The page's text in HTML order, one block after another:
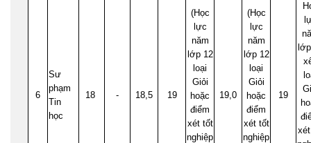
6
Sư
phạm
Tin
học
18 - 18,5 19 19,0 19
(Học
lực
năm
lớp 12
loại
Giỏi
hoặc
điểm
xét tốt
nghiệp
(Học
lực
năm
lớp 12
loại
Giỏi
hoặc
điểm
xét tốt
nghiệp